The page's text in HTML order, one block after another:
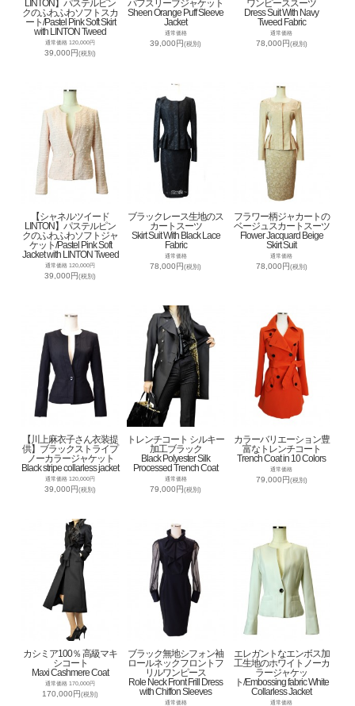
LINTON】パステルピン
クのふわふわソフトスカ
ート/Pastel Pink Soft Skirt
with LINTON Tweed
通常価格 120,000円
39,000円(税別)
パフスリーブジャケット
Sheen Orange Puff Sleeve
Jacket
通常価格
39,000円(税別)
ワンピーススーツ
Dress Suit With Navy
Tweed Fabric
通常価格
78,000円(税別)
【シャネルツイード
LINTON】パステルピン
クのふわふわソフトジャ
ケット/Pastel Pink Soft
Jacket with LINTON Tweed
通常価格 120,000円
39,000円(税別)
ブラックレース生地のス
カートスーツ
Skirt Suit With Black Lace
Fabric
通常価格
78,000円(税別)
フラワー柄ジャカートの
ベージュスカートスーツ
Flower Jacquard Beige
Skirt Suit
通常価格
78,000円(税別)
【川上麻衣子さん衣装提
供】ブラックストライプ
ノーカラージャケット
Black stripe collarless jacket
通常価格 120,000円
39,000円(税別)
トレンチコート シルキー
加工ブラック
Black Polyester Silk
Processed Trench Coat
通常価格
79,000円(税別)
カラーバリエーション豊
富なトレンチコート
Trench Coat in 10 Colors
通常価格
79,000円(税別)
カシミア100％ 高級マキ
シコート
Maxi Cashmere Coat
通常価格 170,000円
170,000円(税別)
ブラック無地シフォン袖
ロールネックフロントフ
リルワンピース
Role Neck Front Frill Dress
with Chiffon Sleeves
通常価格
エレガントなエンボス加
工生地のホワイトノーカ
ラージャケッ
ト/Embossing fabric White
Collarless Jacket
通常価格